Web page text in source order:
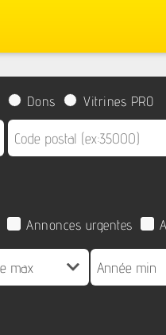
Dons Vitrines PRO
Annonces urgentes